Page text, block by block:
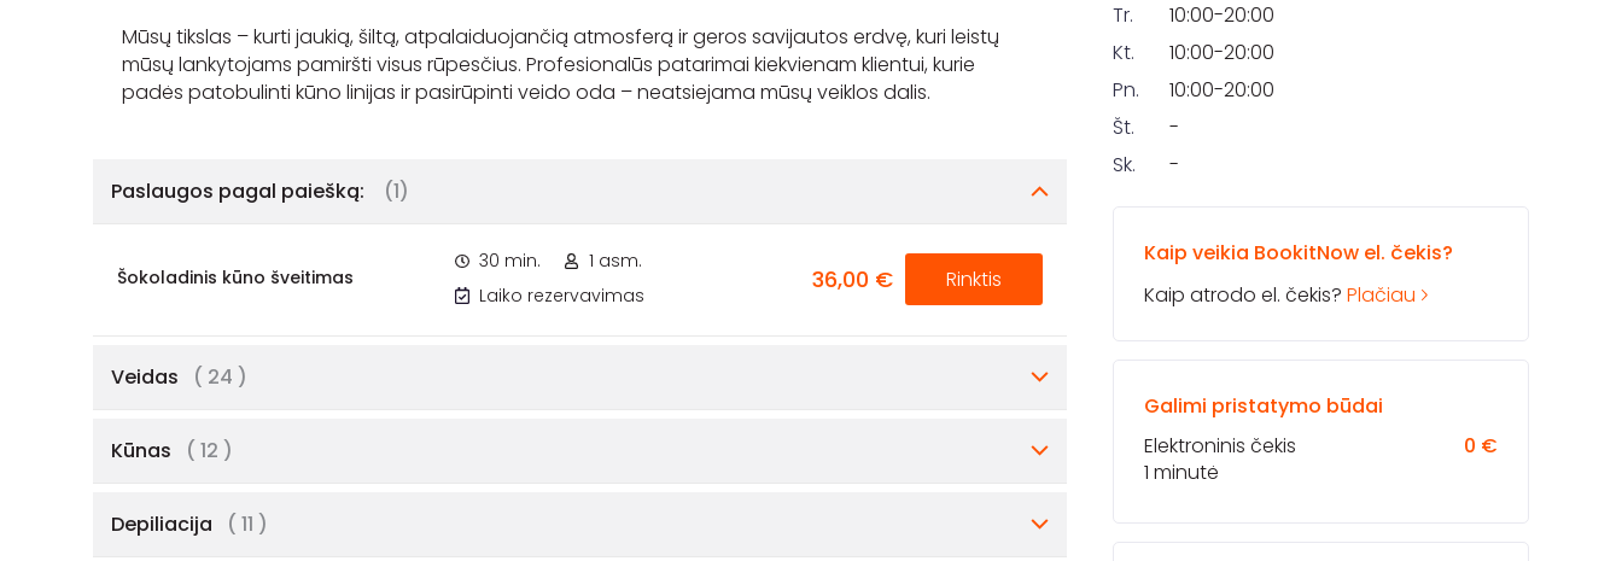
Mūsų tikslas – kurti jaukią, šiltą, atpalaiduojančią atmosferą ir geros savijautos erdvę, kuri leistų
mūsų lankytojams pamiršti visus rūpesčius. Profesionalūs patarimai kiekvienam klientui, kurie
Paslaugos pagal paiešką: (1)
Šokoladinis kūno šveitimas
30 min.
1 asm.
Laiko rezervavimas
36,00 € Rinktis
Veidas ( 24 )
Kūnas ( 12 )
Depiliacija ( 11 )
Tr.
10:00-20:00
Kt.
10:00-20:00
Pn.
10:00-20:00
Št.
-
Sk.
-
Kaip veikia BookitNow el. čekis?
Kaip atrodo el. čekis? Plačiau
Galimi pristatymo būdai
0 €
Elektroninis čekis
1 minutė